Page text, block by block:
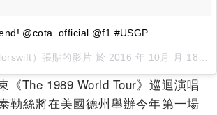
@cota_official @f1 #USGP
）張貼的影片 於 2016 年 10月 月 18 2:25下午 PDT
《The 1989 World Tour》巡迴演唱
勒絲將在美國德州舉辦今年第一場